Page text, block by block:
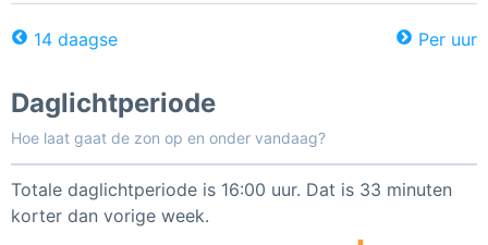
14 daagse Per uur
Daglichtperiode
Hoe laat gaat de zon op en onder vandaag?
Totale daglichtperiode is 16:00 uur. Dat is 33 minuten
korter dan vorige week.